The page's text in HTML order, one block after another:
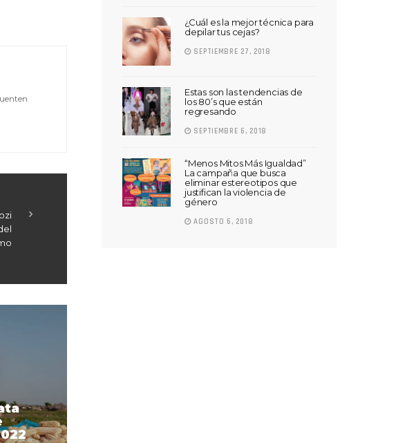
¿Cuál es la mejor técnica para
depilar tus cejas?
SEPTIEMBRE 27, 2018
Estas son las tendencias de
los 80’s que están
regresando
SEPTIEMBRE 6, 2018
“Menos Mitos Más Igualdad”
La campaña que busca
eliminar estereotipos que
justifican la violencia de
género
AGOSTO 6, 2018